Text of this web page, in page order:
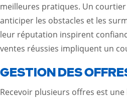
meilleures pratiques. Un
anticiper les obstacles et les
leur réputation inspirent
ventes réussies impliquent un
GESTION DES
Recevoir plusieurs offres est